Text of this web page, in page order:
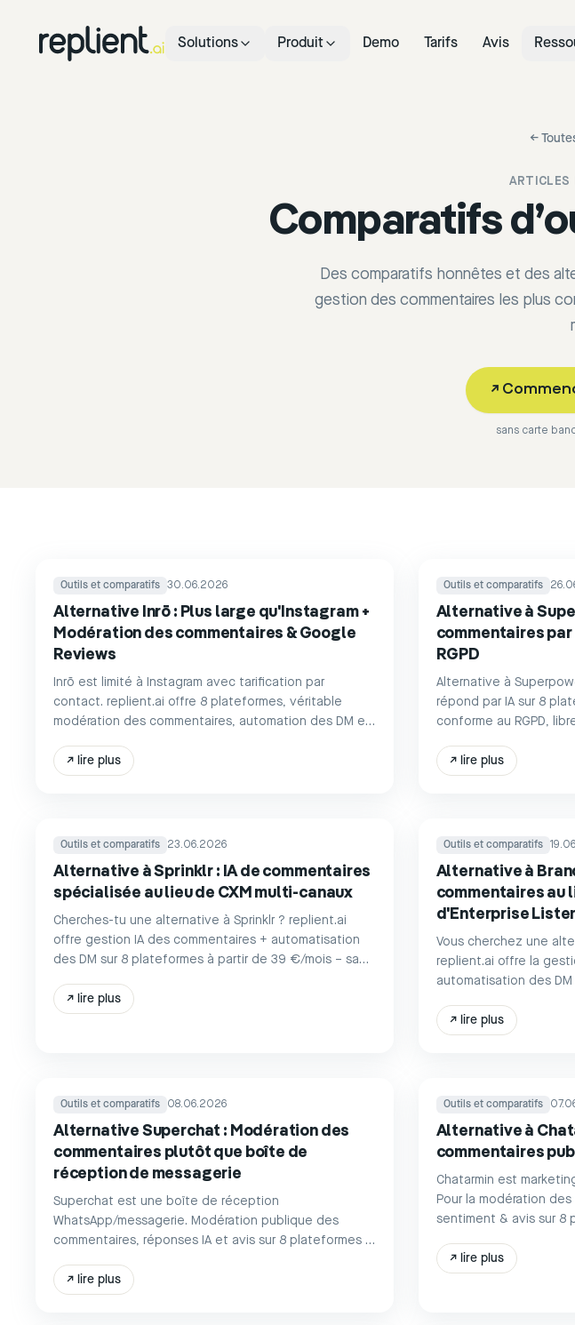
Solutions Produit Demo Tarifs Avis
←
ARTICLES
Comparatifs
Des comparatifs honnêtes et des
gestion des commentaires les plus
↗
sans carte
Outils et comparatifs 30.06.2026
Alternative Inrō : Plus large qu'Instagram +
Modération des commentaires & Google
Reviews
Inrō est limité à Instagram avec tarification par
contact. replient.ai offre 8 plateformes, véritable
modération des commentaires, automation des DM et
↗ lire plus
Outils et comparatifs
Alternative à
commentaires
RGPD
Alternative à
répond par IA sur 8
conforme au RGPD,
↗ lire plus
Outils et comparatifs 23.06.2026
Alternative à Sprinklr : IA de commentaires
spécialisée au lieu de CXM multi-canaux
Cherches-tu une alternative à Sprinklr ? replient.ai
offre gestion IA des commentaires + automatisation
des DM sur 8 plateformes à partir de 39 €/mois – sans
↗ lire plus
Outils et comparatifs
Alternative à
commentaires au
d'Enterprise
Vous cherchez une
replient.ai offre la
automatisation des
Enterprise.
↗ lire plus
Outils et comparatifs 08.06.2026
Alternative Superchat : Modération des
commentaires plutôt que boîte de
réception de messagerie
Superchat est une boîte de réception
WhatsApp/messagerie. Modération publique des
commentaires, réponses IA et avis sur 8 plateformes :
↗ lire plus
Outils et comparatifs
Alternative à
commentaires
Chatarmin est
Pour la modération
sentiment & avis sur 8
↗ lire plus